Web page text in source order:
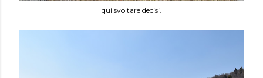
qui svoltare decisi.